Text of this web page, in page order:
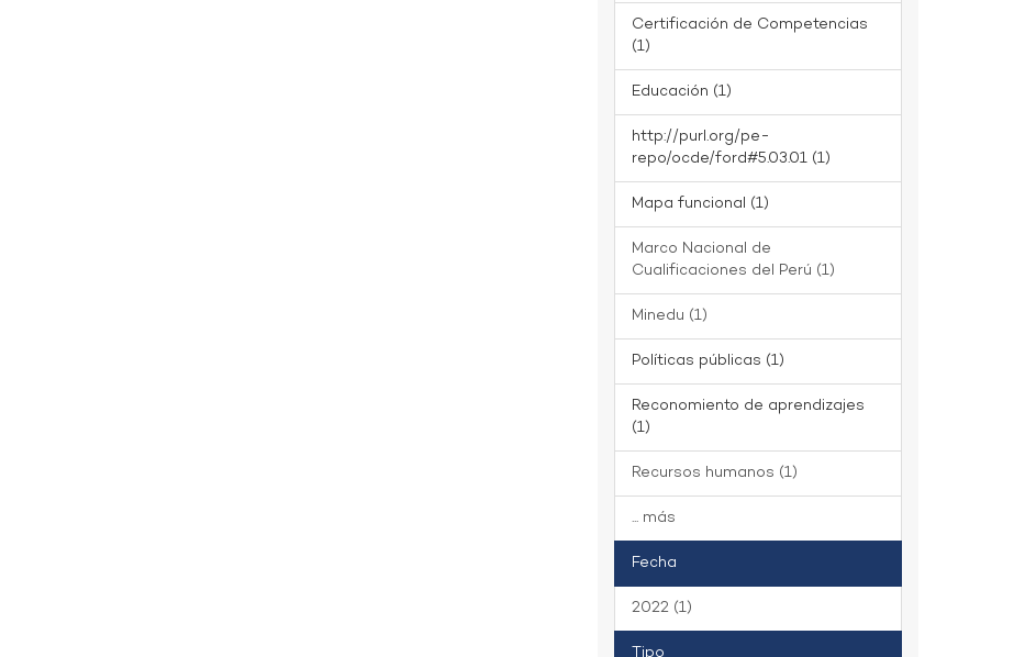
Certificación de Competencias
(1)
Educación (1)
http://purl.org/pe-
repo/ocde/ford#5.03.01 (1)
Mapa funcional (1)
Marco Nacional de
Cualificaciones del Perú (1)
Minedu (1)
Políticas públicas (1)
Reconomiento de aprendizajes
(1)
Recursos humanos (1)
... más
Fecha
2022 (1)